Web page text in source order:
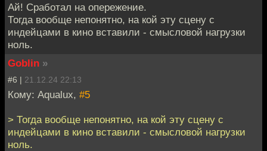
Ай! Сработал на опережение.
Тогда вообще непонятно, на кой эту сцену с
индейцами в кино вставили - смысловой нагрузки
ноль.
Goblin »
#6 | 21.12.24 22:13
Кому: Aqualux, #5
> Тогда вообще непонятно, на кой эту сцену с
индейцами в кино вставили - смысловой нагрузки
ноль.